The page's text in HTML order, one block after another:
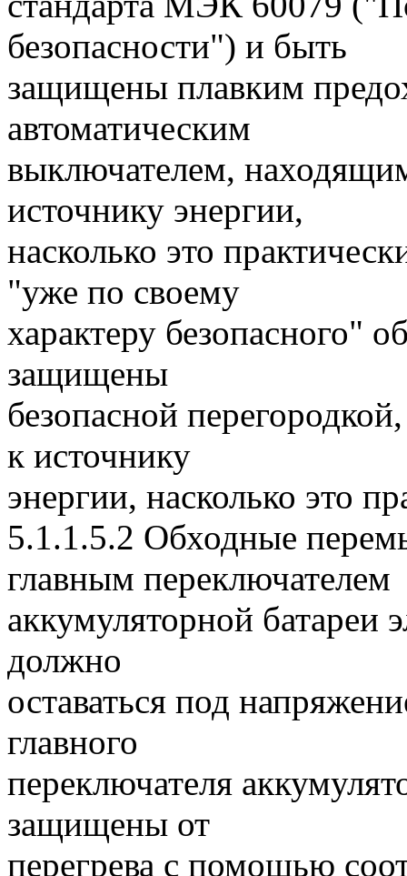
безопасности") и быть
защищены плавким
автоматическим
выключателем,
источнику энергии,
насколько это
"уже по своему
характеру безопасного"
защищены
безопасной
к источнику
энергии, насколько это
5.1.1.5.2 Обходные
главным переключателем
аккумуляторной батареи
должно
оставаться под
главного
переключателя
защищены от
перегрева с помощью